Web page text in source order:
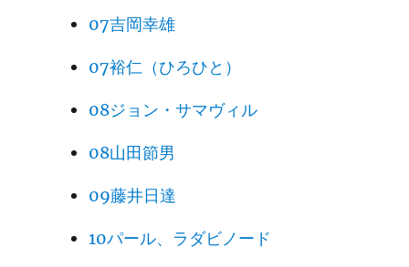
07吉岡幸雄
07裕仁（ひろひと）
08ジョン・サマヴィル
08山田節男
09藤井日達
10パール、ラダビノード